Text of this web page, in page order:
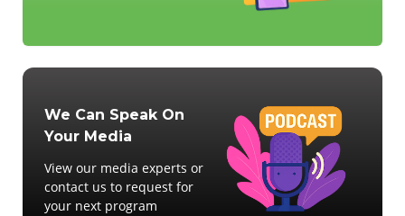
We Can Speak On
Your Media
View our media experts or
contact us to request for
your next program